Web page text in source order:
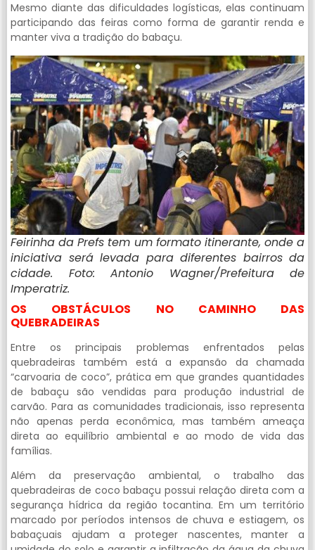
Mesmo diante das dificuldades logísticas, elas continuam
participando das feiras como forma de garantir renda e
manter viva a tradição do babaçu.
Feirinha da Prefs tem um formato itinerante, onde a
iniciativa será levada para diferentes bairros da
cidade. Foto: Antonio Wagner/Prefeitura de
Imperatriz.
OS OBSTÁCULOS NO CAMINHO DAS
QUEBRADEIRAS
Entre os principais problemas enfrentados pelas
quebradeiras também está a expansão da chamada
“carvoaria de coco”, prática em que grandes quantidades
de babaçu são vendidas para produção industrial de
carvão. Para as comunidades tradicionais, isso representa
não apenas perda econômica, mas também ameaça
direta ao equilíbrio ambiental e ao modo de vida das
famílias.
Além da preservação ambiental, o trabalho das
quebradeiras de coco babaçu possui relação direta com a
segurança hídrica da região tocantina. Em um território
marcado por períodos intensos de chuva e estiagem, os
babaçuais ajudam a proteger nascentes, manter a